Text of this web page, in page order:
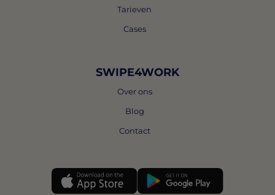
Tarieven
Cases
SWIPE4WORK
Over ons
Blog
Contact